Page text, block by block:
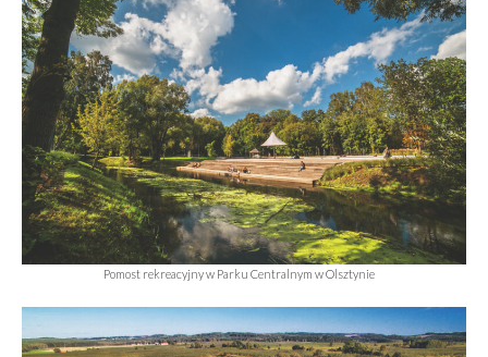
Pomost rekreacyjny w Parku Centralnym w Olsztynie